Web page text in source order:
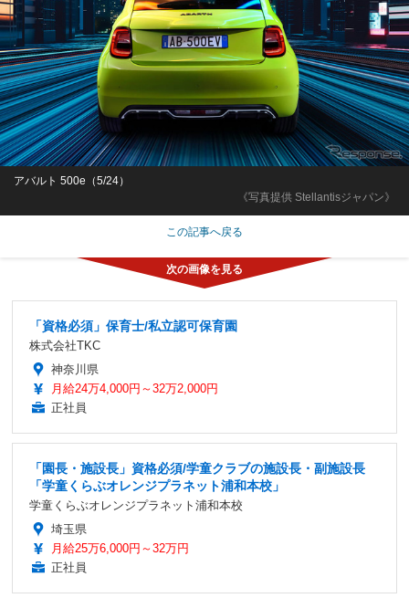
《写真提供 Stellantisジャパン》
アバルト 500e（5/24）
この記事へ戻る
「資格必須」保育士/私立認可保育園
株式会社TKC
神奈川県
月給24万4,000円～32万2,000円
正社員
「園長・施設長」資格必須/学童クラブの施設長・副施設長
「学童くらぶオレンジプラネット浦和本校」
学童くらぶオレンジプラネット浦和本校
埼玉県
月給25万6,000円～32万円
正社員